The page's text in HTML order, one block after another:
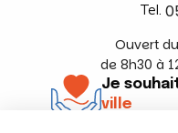
Tel.
Ouvert
de 8h30 à
Je
ville